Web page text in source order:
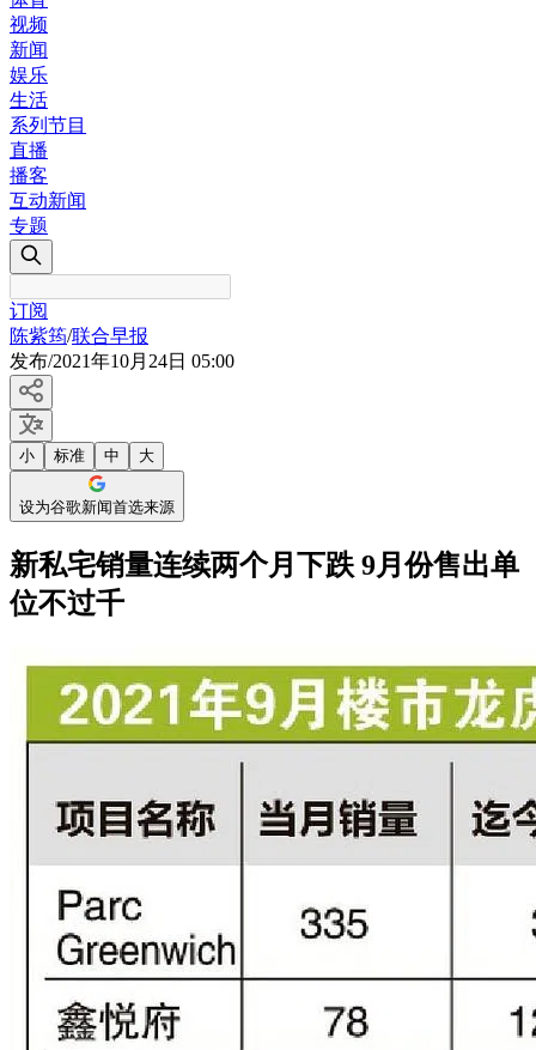
视频
新闻
娱乐
生活
系列节目
直播
播客
互动新闻
专题
订阅
陈紫筠/联合早报
发布/2021年10月24日 05:00
小 标准 中 大
设为谷歌新闻首选来源
新私宅销量连续两个月下跌 9月份售出单
位不过千